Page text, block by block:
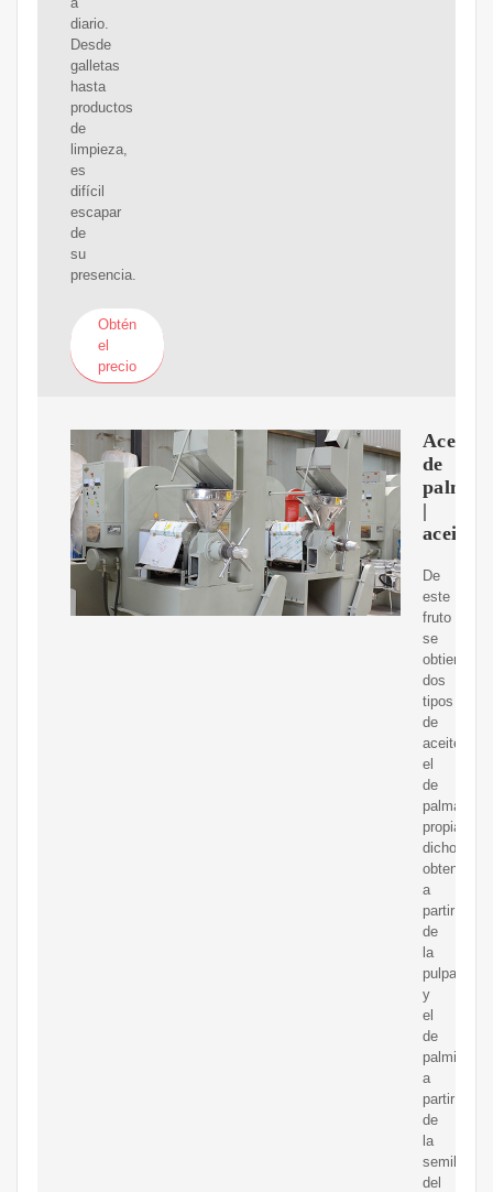
diario.
Desde
galletas
hasta
productos
de
limpieza,
es
difícil
escapar
de
su
presencia.
Obtén
el
precio
Aceite
de
palma
|
De
este
fruto
se
obtienen
dos
tipos
de
aceite:
el
de
palma
dicho,
obtenido
a
partir
de
la
pulpa,
y
el
de
palmiste,
a
partir
de
la
semilla
del